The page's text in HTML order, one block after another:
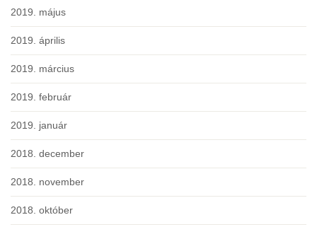
2019. május
2019. április
2019. március
2019. február
2019. január
2018. december
2018. november
2018. október